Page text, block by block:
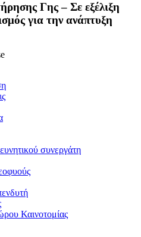
Γης – Σε εξέλιξη
για την ανάπτυξη
συνεργάτη
Καινοτομίας